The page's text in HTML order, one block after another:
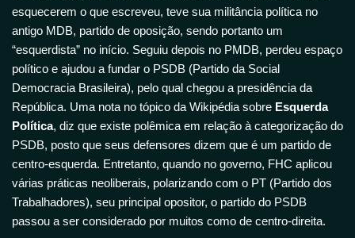
esquecerem o que escreveu, teve sua militância política no
antigo MDB, partido de oposição, sendo portanto um
“esquerdista” no início. Seguiu depois no PMDB, perdeu espaço
político e ajudou a fundar o PSDB (Partido da Social
Democracia Brasileira), pelo qual chegou a presidência da
República. Uma nota no tópico da Wikipédia sobre Esquerda
Política, diz que existe polêmica em relação à categorização do
PSDB, posto que seus defensores dizem que é um partido de
centro-esquerda. Entretanto, quando no governo, FHC aplicou
várias práticas neoliberais, polarizando com o PT (Partido dos
Trabalhadores), seu principal opositor, o partido do PSDB
passou a ser considerado por muitos como de centro-direita.